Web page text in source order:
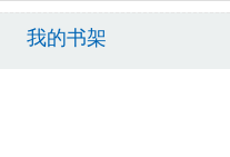
我的书架